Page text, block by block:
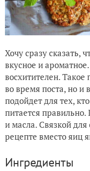
Хочу сразу сказать,
вкусное и
восхитителен.
во время поста, но и
подойдет для тех,
питается
и масла. Связкой
рецепте вместо яиц
Ингредиенты